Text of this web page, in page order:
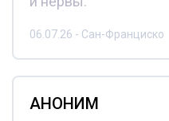
06.07.26 - Сан-Франциско
АНОНИМ